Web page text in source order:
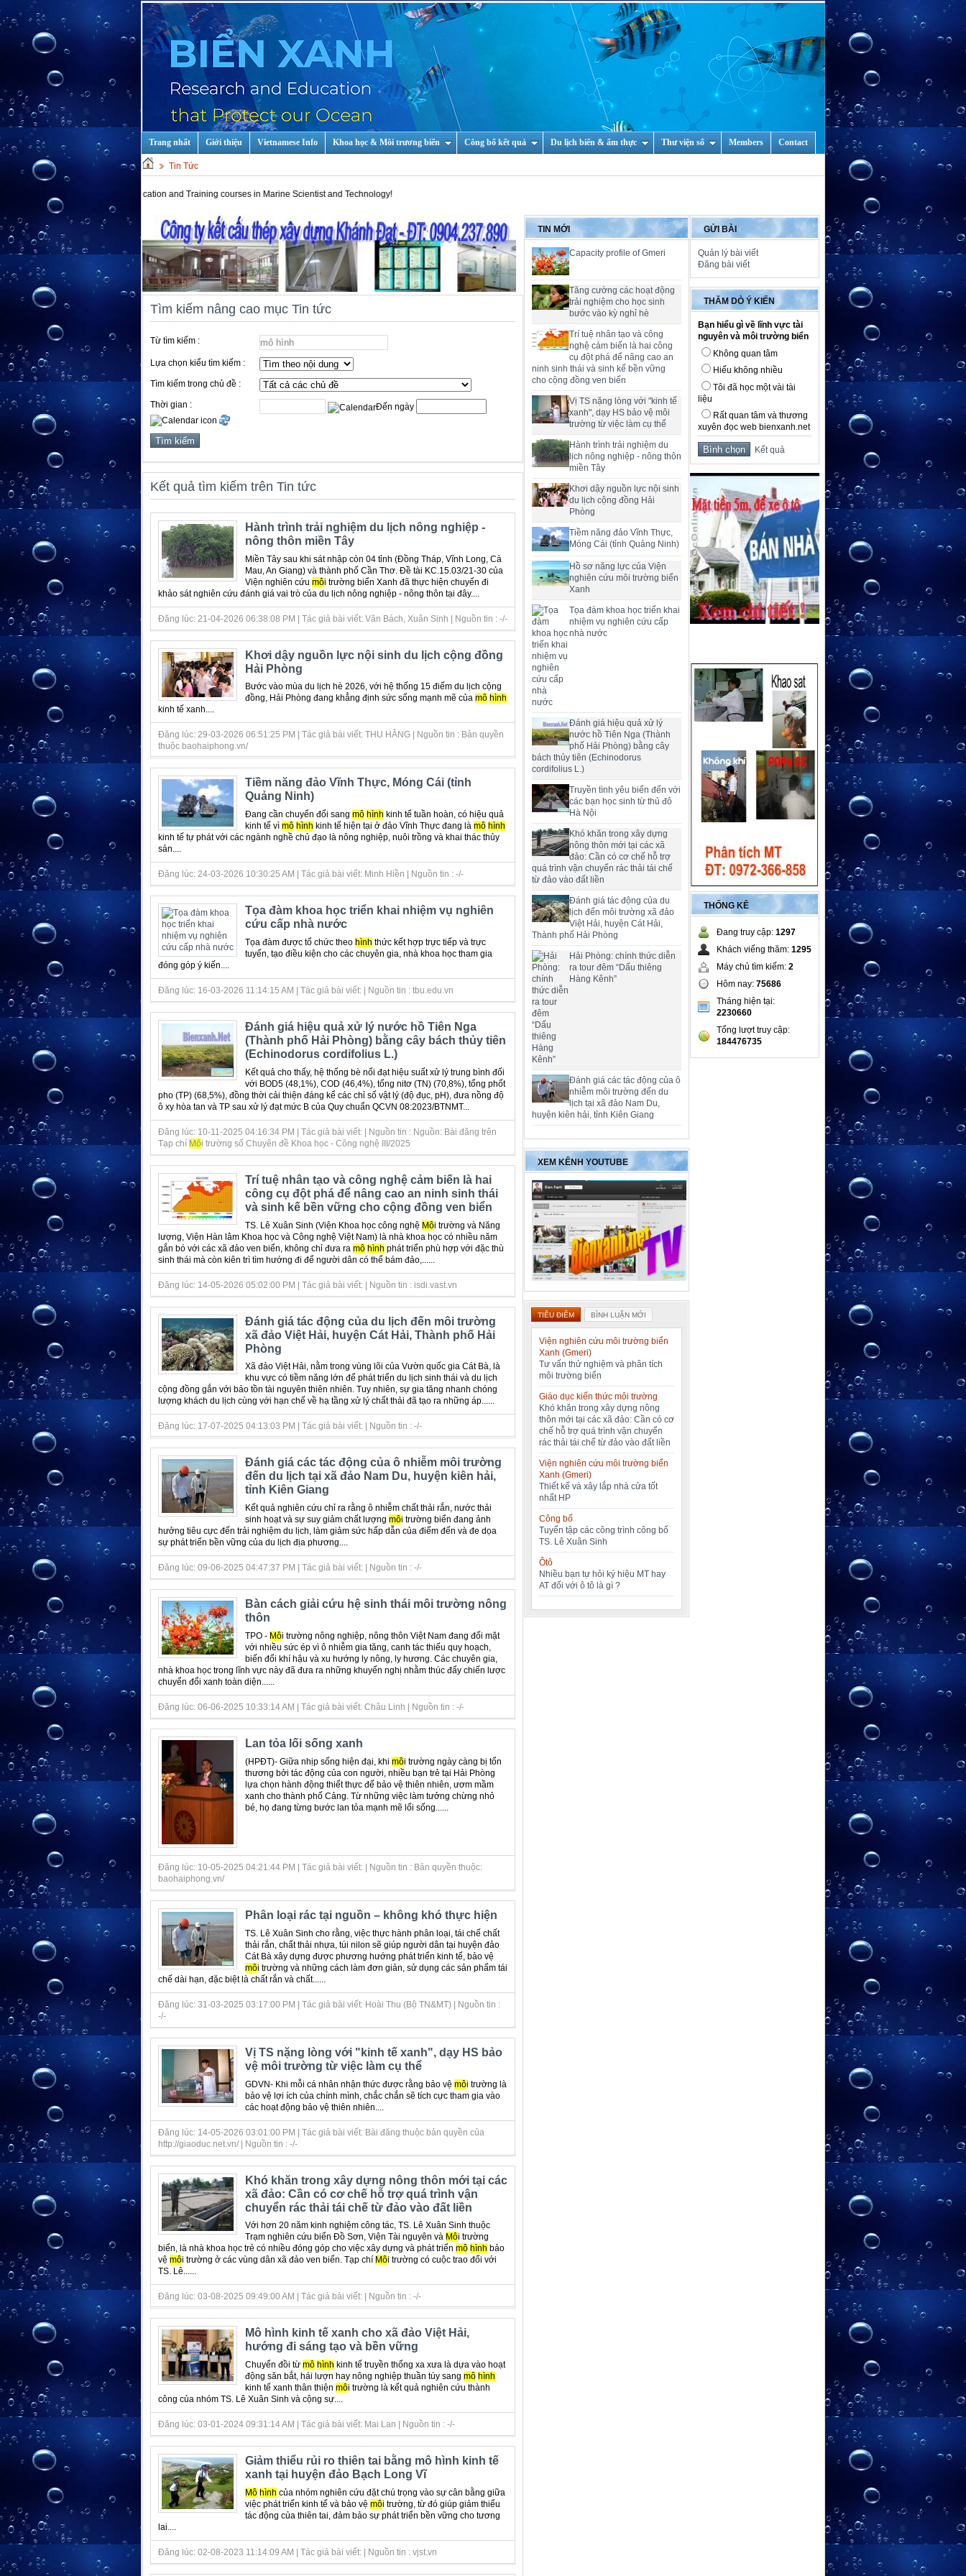
Trang nhất Giới thiệu Vietnamese Info Khoa học & Môi trương biển Công bố kết quả Du lịch biển & ẩm thực Thư viện số Members Contact
Tin Tức
Hot keys: Education and Training courses in Marine Scientist and Technology!
Tìm kiếm nâng cao mục Tin tức
Từ tìm kiếm :
Lựa chọn kiểu tìm kiếm :
Tìm kiếm trong chủ đề :
Thời gian : Đến ngày
Kết quả tìm kiếm trên Tin tức
Hành trình trải nghiệm du lịch nông nghiệp -
nông thôn miền Tây
Miền Tây sau khi sát nhập còn 04 tỉnh (Đồng Tháp, Vĩnh Long, Cà
Mau, An Giang) và thành phố Cần Thơ. Đề tài KC.15.03/21-30 của
Viện nghiên cứu môi trường biển Xanh đã thực hiện chuyến đi
khảo sát nghiên cứu đánh giá vai trò của du lịch nông nghiệp - nông thôn tại đây....
Đăng lúc: 21-04-2026 06:38:08 PM | Tác giả bài viết: Văn Bách, Xuân Sinh | Nguồn tin : -/-
Khơi dậy nguồn lực nội sinh du lịch cộng đồng
Hải Phòng
Bước vào mùa du lịch hè 2026, với hệ thống 15 điểm du lịch cộng
đồng, Hải Phòng đang khẳng định sức sống mạnh mẽ của mô hình
kinh tế xanh....
Đăng lúc: 29-03-2026 06:51:25 PM | Tác giả bài viết: THU HẰNG | Nguồn tin : Bản quyền
thuộc baohaiphong.vn/
Tiềm năng đảo Vĩnh Thực, Móng Cái (tỉnh
Quảng Ninh)
Đang cần chuyển đổi sang mô hình kinh tế tuần hoàn, có hiệu quả
kinh tế vì mô hình kinh tế hiện tại ở đảo Vĩnh Thực đang là mô hình
kinh tế tự phát với các ngành nghề chủ đạo là nông nghiệp, nuôi trồng và khai thác thủy
sản....
Đăng lúc: 24-03-2026 10:30:25 AM | Tác giả bài viết: Minh Hiền | Nguồn tin : -/-
Tọa đàm khoa học triển khai nhiệm vụ nghiên
cứu cấp nhà nước
Tọa đàm được tổ chức theo hình thức kết hợp trực tiếp và trực
tuyến, tạo điều kiện cho các chuyên gia, nhà khoa học tham gia
đóng góp ý kiến....
Đăng lúc: 16-03-2026 11:14:15 AM | Tác giả bài viết: | Nguồn tin : tbu.edu.vn
Đánh giá hiệu quả xử lý nước hồ Tiên Nga
(Thành phố Hải Phòng) bằng cây bách thủy tiên
(Echinodorus cordifolius L.)
Kết quả cho thấy, hệ thống bè nổi đạt hiệu suất xử lý trung bình đối
với BOD5 (48,1%), COD (46,4%), tổng nitơ (TN) (70,8%), tổng phốt
pho (TP) (68,5%), đồng thời cải thiện đáng kể các chỉ số vật lý (độ đục, pH), đưa nồng độ
ô xy hòa tan và TP sau xử lý đạt mức B của Quy chuẩn QCVN 08:2023/BTNMT...
Đăng lúc: 10-11-2025 04:16:34 PM | Tác giả bài viết: | Nguồn tin : Nguồn: Bài đăng trên
Tạp chí Môi trường số Chuyên đề Khoa học - Công nghệ III/2025
Trí tuệ nhân tạo và công nghệ cảm biến là hai
công cụ đột phá để nâng cao an ninh sinh thái
và sinh kế bền vững cho cộng đồng ven biển
TS. Lê Xuân Sinh (Viện Khoa học công nghệ Môi trường và Năng
lượng, Viện Hàn lâm Khoa học và Công nghệ Việt Nam) là nhà khoa học có nhiều năm
gắn bó với các xã đảo ven biển, không chỉ đưa ra mô hình phát triển phù hợp với đặc thù
sinh thái mà còn kiên trì tìm hướng đi để người dân có thể bám đảo,......
Đăng lúc: 14-05-2026 05:02:00 PM | Tác giả bài viết: | Nguồn tin : isdi.vast.vn
Đánh giá tác động của du lịch đến môi trường
xã đảo Việt Hải, huyện Cát Hải, Thành phố Hải
Phòng
Xã đảo Việt Hải, nằm trong vùng lõi của Vườn quốc gia Cát Bà, là
khu vực có tiềm năng lớn để phát triển du lịch sinh thái và du lịch
cộng đồng gắn với bảo tồn tài nguyên thiên nhiên. Tuy nhiên, sự gia tăng nhanh chóng
lượng khách du lịch cùng với hạn chế về hạ tầng xử lý chất thải đã tạo ra những áp......
Đăng lúc: 17-07-2025 04:13:03 PM | Tác giả bài viết: | Nguồn tin : -/-
Đánh giá các tác động của ô nhiễm môi trường
đến du lịch tại xã đảo Nam Du, huyện kiên hải,
tỉnh Kiên Giang
Kết quả nghiên cứu chỉ ra rằng ô nhiễm chất thải rắn, nước thải
sinh hoạt và sự suy giảm chất lượng môi trường biển đang ảnh
hưởng tiêu cực đến trải nghiệm du lịch, làm giảm sức hấp dẫn của điểm đến và đe dọa
sự phát triển bền vững của du lịch địa phương....
Đăng lúc: 09-06-2025 04:47:37 PM | Tác giả bài viết: | Nguồn tin : -/-
Bàn cách giải cứu hệ sinh thái môi trường nông
thôn
TPO - Môi trường nông nghiệp, nông thôn Việt Nam đang đối mặt
với nhiều sức ép vì ô nhiễm gia tăng, canh tác thiếu quy hoạch,
biến đổi khí hậu và xu hướng ly nông, ly hương. Các chuyên gia,
nhà khoa học trong lĩnh vực này đã đưa ra những khuyến nghị nhằm thúc đẩy chiến lược
chuyển đổi xanh toàn diện......
Đăng lúc: 06-06-2025 10:33:14 AM | Tác giả bài viết: Châu Linh | Nguồn tin : -/-
Lan tỏa lối sống xanh
(HPĐT)- Giữa nhịp sống hiện đại, khi môi trường ngày càng bị tổn
thương bởi tác động của con người, nhiều bạn trẻ tại Hải Phòng
lựa chọn hành động thiết thực để bảo vệ thiên nhiên, ươm mầm
xanh cho thành phố Cảng. Từ những việc làm tưởng chừng nhỏ
bé, họ đang từng bước lan tỏa mạnh mẽ lối sống......
Đăng lúc: 10-05-2025 04:21:44 PM | Tác giả bài viết: | Nguồn tin : Bản quyền thuộc:
baohaiphong.vn/
Phân loại rác tại nguồn – không khó thực hiện
TS. Lê Xuân Sinh cho rằng, việc thực hành phân loại, tái chế chất
thải rắn, chất thải nhựa, túi nilon sẽ giúp người dân tại huyện đảo
Cát Bà xây dựng được phương hướng phát triển kinh tế, bảo vệ
môi trường và những cách làm đơn giản, sử dụng các sản phẩm tái
chế dài hạn, đặc biệt là chất rắn và chất......
Đăng lúc: 31-03-2025 03:17:00 PM | Tác giả bài viết: Hoài Thu (Bộ TN&MT) | Nguồn tin :
-/-
Vị TS nặng lòng với "kinh tế xanh", dạy HS bảo
vệ môi trường từ việc làm cụ thể
GDVN- Khi mỗi cá nhân nhận thức được rằng bảo vệ môi trường là
bảo vệ lợi ích của chính mình, chắc chắn sẽ tích cực tham gia vào
các hoạt động bảo vệ thiên nhiên....
Đăng lúc: 14-05-2026 03:01:00 PM | Tác giả bài viết: Bài đăng thuộc bản quyền của
http://giaoduc.net.vn/ | Nguồn tin : -/-
Khó khăn trong xây dựng nông thôn mới tại các
xã đảo: Cần có cơ chế hỗ trợ quá trình vận
chuyển rác thải tái chế từ đảo vào đất liền
Với hơn 20 năm kinh nghiệm công tác, TS. Lê Xuân Sinh thuộc
Trạm nghiên cứu biển Đồ Sơn, Viện Tài nguyên và Môi trường
biển, là nhà khoa học trẻ có nhiều đóng góp cho việc xây dựng và phát triển mô hình bảo
vệ môi trường ở các vùng dân xã đảo ven biển. Tạp chí Môi trường có cuộc trao đổi với
TS. Lê......
Đăng lúc: 03-08-2025 09:49:00 AM | Tác giả bài viết: | Nguồn tin : -/-
Mô hình kinh tế xanh cho xã đảo Việt Hải,
hướng đi sáng tạo và bền vững
Chuyển đồi từ mô hình kinh tế truyền thống xa xưa là dựa vào hoạt
động săn bắt, hái lượn hay nông nghiệp thuần túy sang mô hình
kinh tế xanh thân thiện môi trường là kết quả nghiên cứu thành
công của nhóm TS. Lê Xuân Sinh và cộng sự....
Đăng lúc: 03-01-2024 09:31:14 AM | Tác giả bài viết: Mai Lan | Nguồn tin : -/-
Giảm thiểu rủi ro thiên tai bằng mô hình kinh tế
xanh tại huyện đảo Bạch Long Vĩ
Mô hình của nhóm nghiên cứu đặt chú trọng vào sự cân bằng giữa
việc phát triển kinh tế và bảo vệ môi trường, từ đó giúp giảm thiểu
tác động của thiên tai, đảm bảo sự phát triển bền vững cho tương
lai....
Đăng lúc: 02-08-2023 11:14:09 AM | Tác giả bài viết: | Nguồn tin : vjst.vn
TIN MỚI
Capacity profile of Gmeri
Tăng cường các hoạt động
trải nghiệm cho học sinh
bước vào kỳ nghỉ hè
Trí tuệ nhân tạo và công
nghệ cảm biến là hai công
cụ đột phá để nâng cao an
ninh sinh thái và sinh kế bền vững
cho cộng đồng ven biển
Vị TS nặng lòng với "kinh tế
xanh", dạy HS bảo vệ môi
trường từ việc làm cụ thể
Hành trình trải nghiệm du
lịch nông nghiệp - nông thôn
miền Tây
Khơi dậy nguồn lực nội sinh
du lịch cộng đồng Hải
Phòng
Tiềm năng đảo Vĩnh Thực,
Móng Cái (tỉnh Quảng Ninh)
Hồ sơ năng lực của Viện
nghiên cứu môi trường biển
Xanh
Tọa đàm khoa học triển khai
nhiệm vụ nghiên cứu cấp
nhà nước
Đánh giá hiệu quả xử lý
nước hồ Tiên Nga (Thành
phố Hải Phòng) bằng cây
bách thủy tiên (Echinodorus
cordifolius L.)
Truyền tình yêu biển đến với
các bạn học sinh từ thủ đô
Hà Nội
Khó khăn trong xây dựng
nông thôn mới tại các xã
đảo: Cần có cơ chế hỗ trợ
quá trình vận chuyển rác thải tái chế
từ đảo vào đất liền
Đánh giá tác động của du
lịch đến môi trường xã đảo
Việt Hải, huyện Cát Hải,
Thành phố Hải Phòng
Hải Phòng: chính thức diễn
ra tour đêm “Dấu thiêng
Hàng Kênh”
Đánh giá các tác động của ô
nhiễm môi trường đến du
lịch tại xã đảo Nam Du,
huyện kiên hải, tỉnh Kiên Giang
XEM KÊNH YOUTUBE
TIÊU ĐIỂM BÌNH LUẬN MỚI
Viện nghiên cứu môi trường biển
Xanh (Gmeri)
Tư vấn thử nghiệm và phân tích
môi trường biển
Giáo dục kiến thức môi trường
Khó khăn trong xây dựng nông
thôn mới tại các xã đảo: Cần có cơ
chế hỗ trợ quá trình vận chuyển
rác thải tái chế từ đảo vào đất liền
Viện nghiên cứu môi trường biển
Xanh (Gmeri)
Thiết kế và xây lắp nhà cửa tốt
nhất HP
Công bố
Tuyển tập các công trình công bố
TS. Lê Xuân Sinh
Ôtô
Nhiều bạn tự hỏi ký hiệu MT hay
AT đối với ô tô là gì ?
GỬI BÀI
Quản lý bài viết
Đăng bài viết
THĂM DÒ Ý KIẾN
Bạn hiểu gì về lĩnh vực tài
nguyên và môi trường biển
Không quan tâm
Hiểu không nhiều
Tôi đã học một vài tài
liệu
Rất quan tâm và thương
xuyên đọc web bienxanh.net
Kết quả
THỐNG KÊ
Đang truy cập: 1297
Khách viếng thăm: 1295
Máy chủ tìm kiếm: 2
Hôm nay: 75686
Tháng hiện tại:
2230660
Tổng lượt truy cập:
184476735